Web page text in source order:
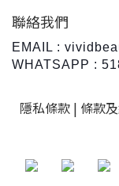
聯絡我們
EMAIL :
WHATSAPP :
隱私條款 | 條款